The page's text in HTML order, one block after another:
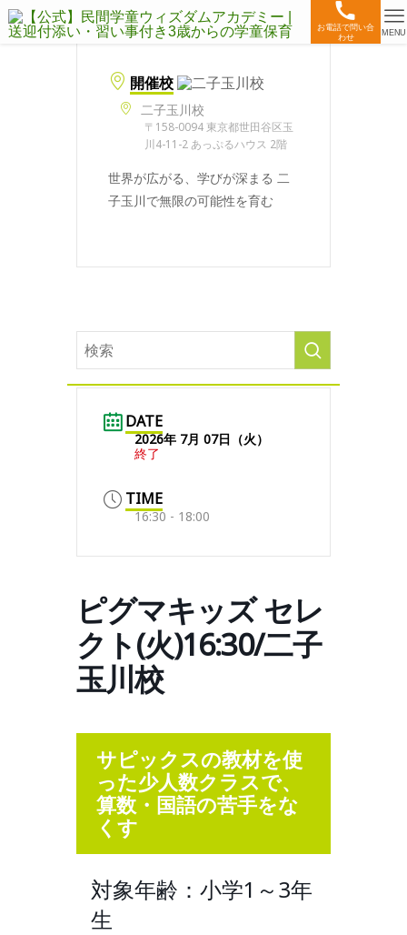
お電話で問い合
わせ
MENU
開催校
二子玉川校
〒158-0094 東京都世田谷区玉
川4-11-2 あっぷるハウス 2階
世界が広がる、学びが深まる 二
子玉川で無限の可能性を育む
DATE
2026年 7月 07日（火）
終了
TIME
16:30 - 18:00
ピグマキッズ セレ
クト(火)16:30/二子
玉川校
サピックスの教材を使
った少人数クラスで、
算数・国語の苦手をな
くす
対象年齢：小学1～3年
生